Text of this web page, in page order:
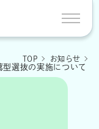
TOP お知らせ
選抜の実施について